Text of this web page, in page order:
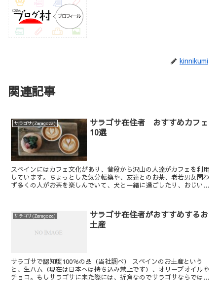
kinnikumi
関連記事
サラゴサ(Zaragoza)
サラゴサ在住者 おすすめカフェ
10選
スペインにはカフェ文化があり、普段から沢山の人達がカフェを利用
しています。ちょっとした気分転換や、友達とのお茶、老若男女問わ
ず多くの人がお茶を楽しんでいて、犬と一緒に過ごしたり、おじいち
サラゴサ(Zaragoza)
サラゴサ在住者がおすすめするお
土産
サラゴサで認知度100％の品（当社調べ） スペインのお土産という
と、生ハム（現在は日本へは持ち込み禁止です）、オリーブオイルや
チョコ。もしサラゴサに来た際には、折角なのでサラゴサならではの